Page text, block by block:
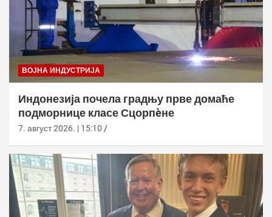
ВОЈНА ИНДУСТРИЈА
Индонезија почела градњу прве домаће
подморнице класе Сцорпèне
7. август 2026. | 15:10